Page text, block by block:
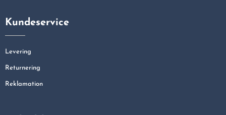
Kundeservice
Levering
Returnering
Reklamation